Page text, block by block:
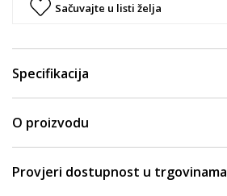
Sačuvajte u listi želja
Specifikacija
O proizvodu
Provjeri dostupnost u trgovinama